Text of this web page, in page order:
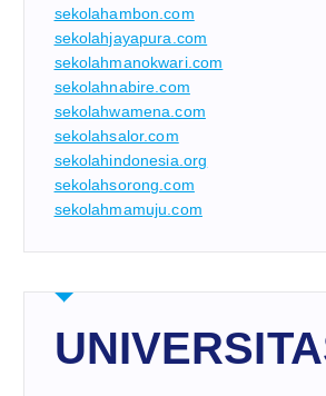
sekolahambon.com
sekolahjayapura.com
sekolahmanokwari.com
sekolahnabire.com
sekolahwamena.com
sekolahsalor.com
sekolahindonesia.org
sekolahsorong.com
sekolahmamuju.com